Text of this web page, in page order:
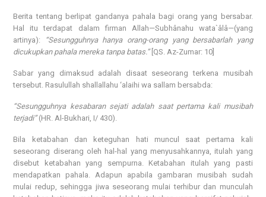
Berita tentang berlipat gandanya pahala bagi orang yang bersabar.
Hal itu terdapat dalam firman Allah—Subhânahu wata`âlâ—(yang
artinya):
“Sesungguhnya hanya orang-orang yang bersabarlah yang
dicukupkan pahala mereka tanpa batas.”[QS. Az-Zumar: 10]
Sabar yang dimaksud adalah disaat seseorang terkena musibah
tersebut. Rasulullah shallallahu ‘alaihi wa sallam bersabda:
“Sesungguhnya kesabaran sejati adalah saat pertama kali musibah
terjadi”(HR. Al-Bukhari, I/ 430).
Bila ketabahan dan keteguhan hati muncul saat pertama kali
seseorang diserang oleh hal-hal yang menyusahkannya, itulah yang
disebut ketabahan yang sempurna. Ketabahan itulah yang pasti
mendapatkan pahala. Adapun apabila gambaran musibah sudah
mulai redup, sehingga jiwa seseorang mulai terhibur dan munculah